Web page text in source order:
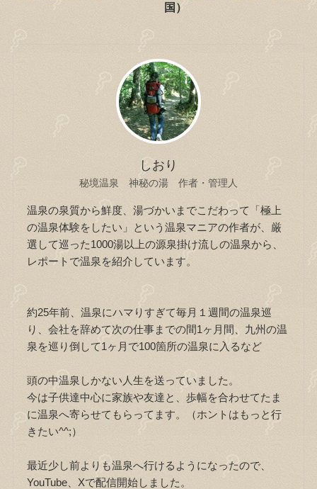
国）
しおり
秘境温泉 神秘の湯 作者・管理人
温泉の泉質から鮮度、湯づかいまでこだわって「極上
の温泉体験をしたい」という温泉マニアの作者が、厳
選して巡った1000湯以上の源泉掛け流しの温泉から、
レポートで温泉を紹介しています。
約25年前、温泉にハマりすぎて毎月１週間の温泉巡
り、会社を辞めて次の仕事までの間1ヶ月間、九州の温
泉を巡り倒して1ヶ月で100箇所の温泉に入るなど
頭の中温泉しかない人生を送っていました。
今は子供達中心に家族や友達と、歩幅を合わせてたま
に温泉へ寄らせてもらってます。（ホントはもっと行
きたい^^;）
最近少し前よりも温泉へ行けるようになったので、
YouTube、Xで配信開始しました。